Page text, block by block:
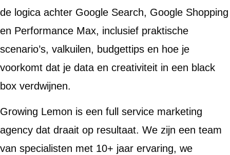
de logica achter Google Search, Google Shopping
en Performance Max, inclusief praktische
scenario’s, valkuilen, budgettips en hoe je
voorkomt dat je data en creativiteit in een black
box verdwijnen.
Growing Lemon is een full service marketing
agency dat draait op resultaat. We zijn een team
van specialisten met 10+ jaar ervaring, we